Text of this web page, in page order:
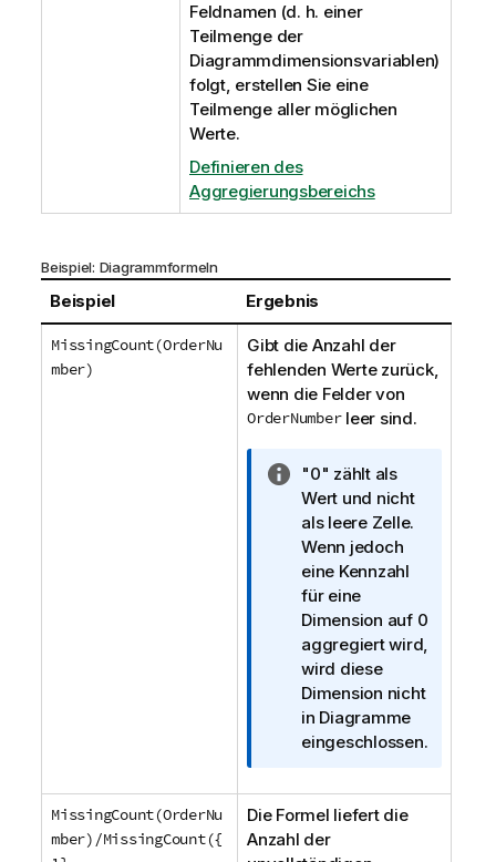
Feldnamen (d. h. einer
Teilmenge der
Diagrammdimensionsvariablen)
folgt, erstellen Sie eine
Teilmenge aller möglichen
Werte.
Definieren des
Aggregierungsbereichs
Beispiel: Diagrammformeln
Beispiel Ergebnis
MissingCount(OrderNu
mber)
Gibt die Anzahl der
fehlenden Werte zurück,
wenn die Felder von
OrderNumberleer sind.
I
n
f
o
r
m
a
t
i
o
n
s
i
n
w
"0" zählt als
Wert und nicht
als leere Zelle.
Wenn jedoch
eine Kennzahl
für eine
Dimension auf 0
aggregiert wird,
wird diese
Dimension nicht
in Diagramme
eingeschlossen.
MissingCount(OrderNu
mber)/MissingCount({
Die Formel liefert die
Anzahl der